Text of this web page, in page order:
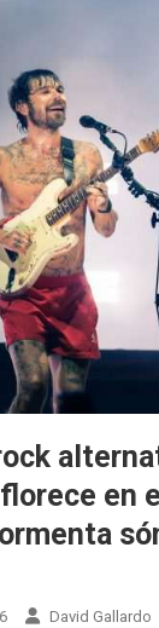
en
David Gallardo